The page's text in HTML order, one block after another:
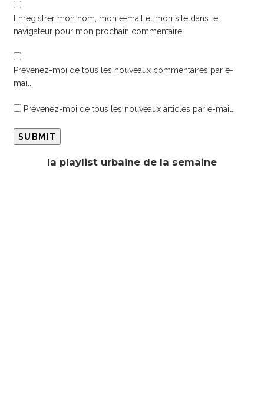
Enregistrer mon nom, mon e-mail et mon site dans le
navigateur pour mon prochain commentaire.
Prévenez-moi de tous les nouveaux commentaires par e-
mail.
Prévenez-moi de tous les nouveaux articles par e-mail.
la playlist urbaine de la semaine